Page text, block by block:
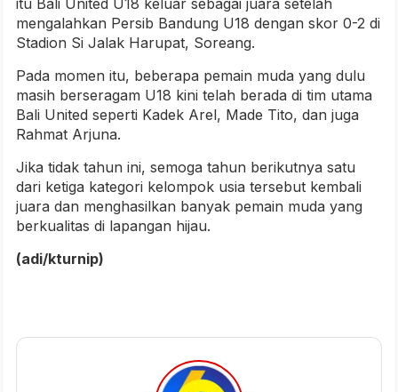
itu Bali United U18 keluar sebagai juara setelah
mengalahkan Persib Bandung U18 dengan skor 0-2 di
Stadion Si Jalak Harupat, Soreang.
Pada momen itu, beberapa pemain muda yang dulu
masih berseragam U18 kini telah berada di tim utama
Bali United seperti Kadek Arel, Made Tito, dan juga
Rahmat Arjuna.
Jika tidak tahun ini, semoga tahun berikutnya satu
dari ketiga kategori kelompok usia tersebut kembali
juara dan menghasilkan banyak pemain muda yang
berkualitas di lapangan hijau.
(adi/kturnip)